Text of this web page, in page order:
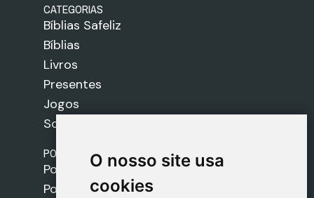
O nosso site usa
cookies
O nosso site usa
cookies
CATEGORIAS
Bíblias Safeliz
Bíblias
Livros
Presentes
Jogos
Sobre nós
POLÍTICAS
Política de Envios
Política de Cookies